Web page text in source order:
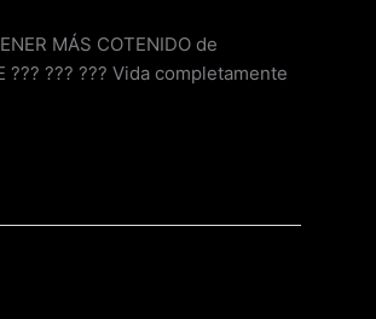
MÁS COTENIDO de
??? ??? Vida completamente